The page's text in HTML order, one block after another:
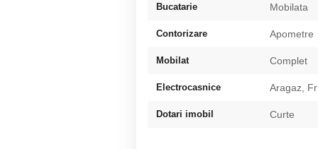
Bucatarie Mobilata
Contorizare Apometre
Mobilat Complet
Electrocasnice Aragaz,
Dotari imobil Curte